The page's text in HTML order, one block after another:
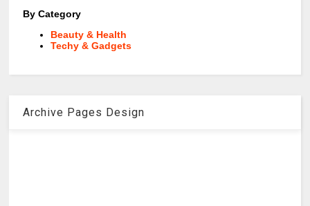
By Category
Beauty & Health
Techy & Gadgets
Archive Pages Design